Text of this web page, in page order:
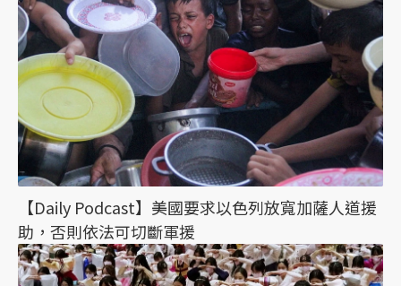
【Daily Podcast】美國要求以色列放寬加薩人道援
助，否則依法可切斷軍援